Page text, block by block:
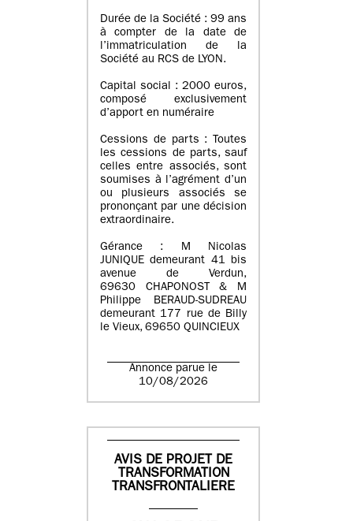
Durée de la Société : 99 ans
à compter de la date de
l’immatriculation de la
Société au RCS de LYON.
Capital social : 2000 euros,
composé exclusivement
d’apport en numéraire
Cessions de parts : Toutes
les cessions de parts, sauf
celles entre associés, sont
soumises à l’agrément d’un
ou plusieurs associés se
prononçant par une décision
extraordinaire.
Gérance : M Nicolas
JUNIQUE demeurant 41 bis
avenue de Verdun,
69630 CHAPONOST & M
Philippe BERAUD-SUDREAU
demeurant 177 rue de Billy
le Vieux, 69650 QUINCIEUX
Annonce parue le
10/08/2026
AVIS DE PROJET DE
TRANSFORMATION
TRANSFRONTALIERE